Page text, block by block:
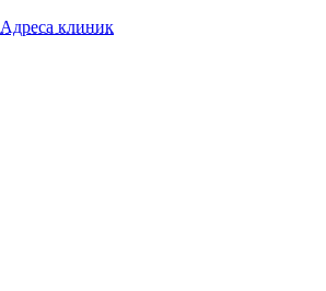
Aдреса клиник